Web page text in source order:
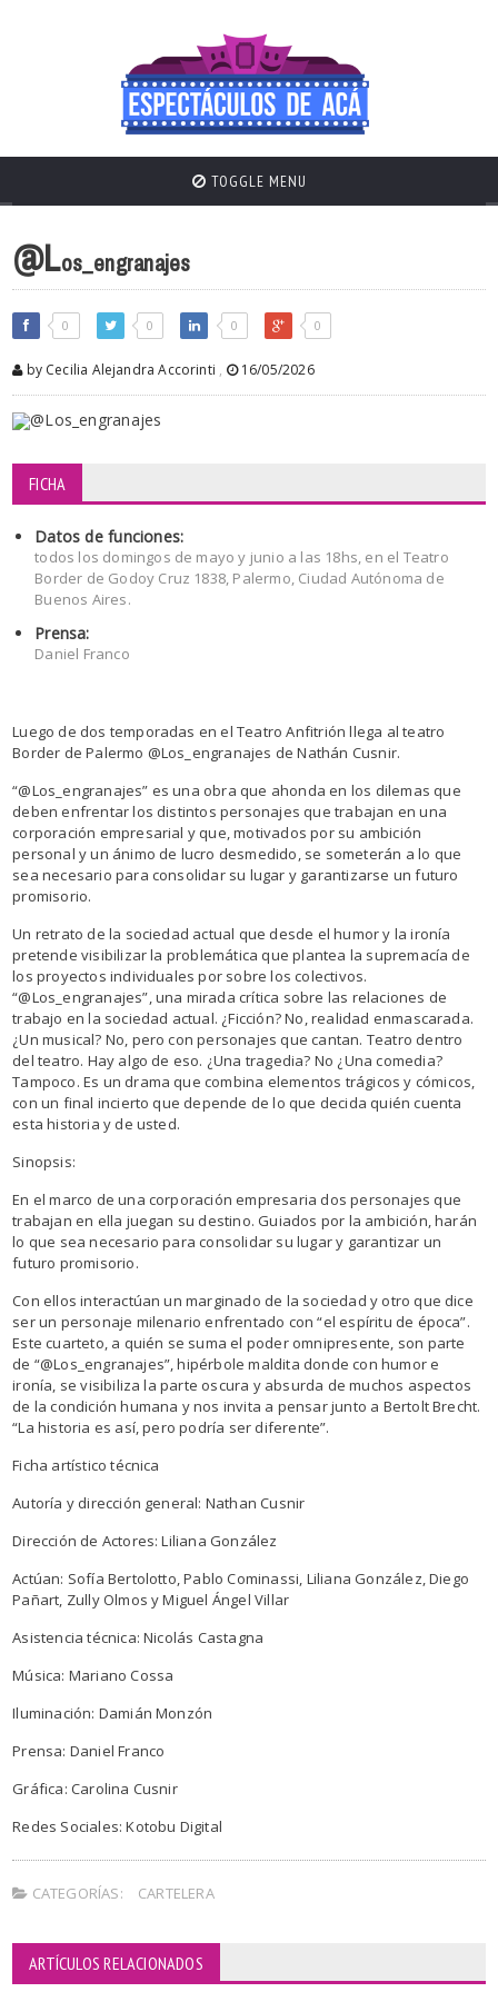
TOGGLE MENU
@Los_engranajes
0 0 0 0
by Cecilia Alejandra Accorinti , 16/05/2026
FICHA
Datos de funciones:
todos los domingos de mayo y junio a las 18hs, en el Teatro
Border de Godoy Cruz 1838, Palermo, Ciudad Autónoma de
Buenos Aires.
Prensa:
Daniel Franco
Luego de dos temporadas en el Teatro Anfitrión llega al teatro
Border de Palermo @Los_engranajes de Nathán Cusnir.
“@Los_engranajes” es una obra que ahonda en los dilemas que
deben enfrentar los distintos personajes que trabajan en una
corporación empresarial y que, motivados por su ambición
personal y un ánimo de lucro desmedido, se someterán a lo que
sea necesario para consolidar su lugar y garantizarse un futuro
promisorio.
Un retrato de la sociedad actual que desde el humor y la ironía
pretende visibilizar la problemática que plantea la supremacía de
los proyectos individuales por sobre los colectivos.
“@Los_engranajes”, una mirada crítica sobre las relaciones de
trabajo en la sociedad actual. ¿Ficción? No, realidad enmascarada.
¿Un musical? No, pero con personajes que cantan. Teatro dentro
del teatro. Hay algo de eso. ¿Una tragedia? No ¿Una comedia?
Tampoco. Es un drama que combina elementos trágicos y cómicos,
con un final incierto que depende de lo que decida quién cuenta
esta historia y de usted.
Sinopsis:
En el marco de una corporación empresaria dos personajes que
trabajan en ella juegan su destino. Guiados por la ambición, harán
lo que sea necesario para consolidar su lugar y garantizar un
futuro promisorio.
Con ellos interactúan un marginado de la sociedad y otro que dice
ser un personaje milenario enfrentado con “el espíritu de época”.
Este cuarteto, a quién se suma el poder omnipresente, son parte
de “@Los_engranajes”, hipérbole maldita donde con humor e
ironía, se visibiliza la parte oscura y absurda de muchos aspectos
de la condición humana y nos invita a pensar junto a Bertolt Brecht.
“La historia es así, pero podría ser diferente”.
Ficha artístico técnica
Autoría y dirección general: Nathan Cusnir
Dirección de Actores: Liliana González
Actúan: Sofía Bertolotto, Pablo Cominassi, Liliana González, Diego
Pañart, Zully Olmos y Miguel Ángel Villar
Asistencia técnica: Nicolás Castagna
Música: Mariano Cossa
Iluminación: Damián Monzón
Prensa: Daniel Franco
Gráfica: Carolina Cusnir
Redes Sociales: Kotobu Digital
CATEGORÍAS: CARTELERA
ARTÍCULOS RELACIONADOS